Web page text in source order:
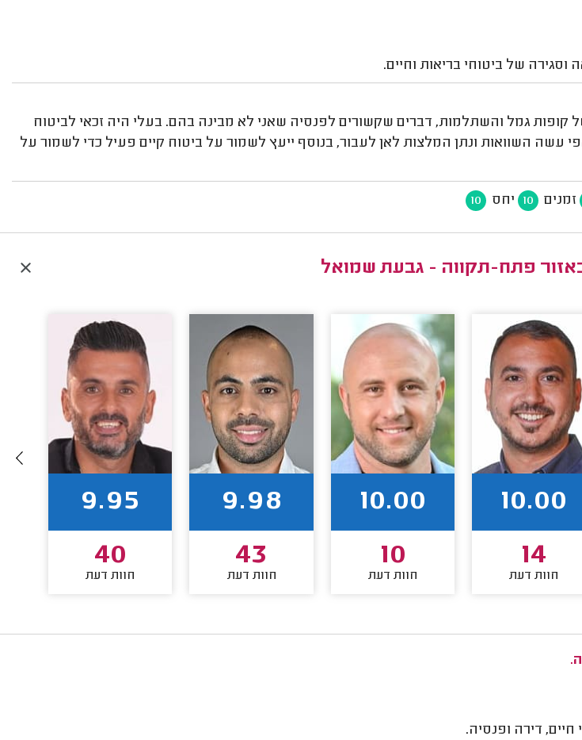
וסגירה של ביטוחי בריאות וחיים.
קופות גמל והשתלמות, דברים שקשורים לפנסיה שאני לא מבינה בהם. בעלי היה זכאי לביטוח
עשה השוואות ונתן המלצות לאן לעבור, בנוסף ייעץ לשמור על ביטוח קיים פעיל כדי לשמור על
זמנים 10 יחס 10
באזור פתח-תקווה - גבעת שמואל
10.00
14
חוות דעת
10.00
10
חוות דעת
9.98
43
חוות דעת
9.95
40
חוות דעת
חיים, דירה ופנסיה.